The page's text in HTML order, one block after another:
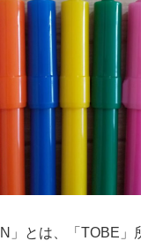
」とは、「TOBE」